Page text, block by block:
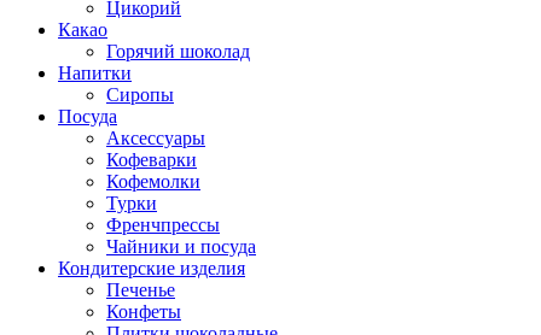
Цикорий
Какао
Горячий шоколад
Напитки
Сиропы
Посуда
Аксессуары
Кофеварки
Кофемолки
Турки
Френчпрессы
Чайники и посуда
Кондитерские изделия
Печенье
Конфеты